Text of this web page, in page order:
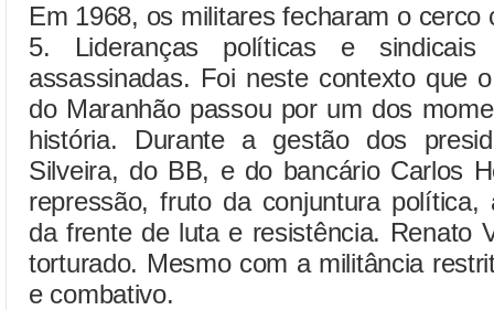
Em 1968, os militares fecharam o
5. Lideranças políticas e
assassinadas. Foi neste contexto que
do Maranhão passou por um dos
história. Durante a gestão dos
Silveira, do BB, e do bancário Carlos
repressão, fruto da conjuntura política,
da frente de luta e resistência. Renato
torturado. Mesmo com a militância
e combativo.